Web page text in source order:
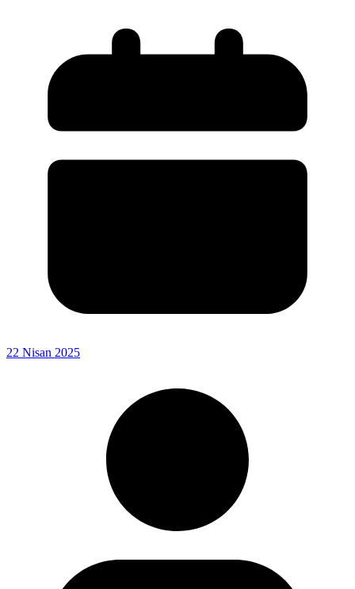
22 Nisan 2025